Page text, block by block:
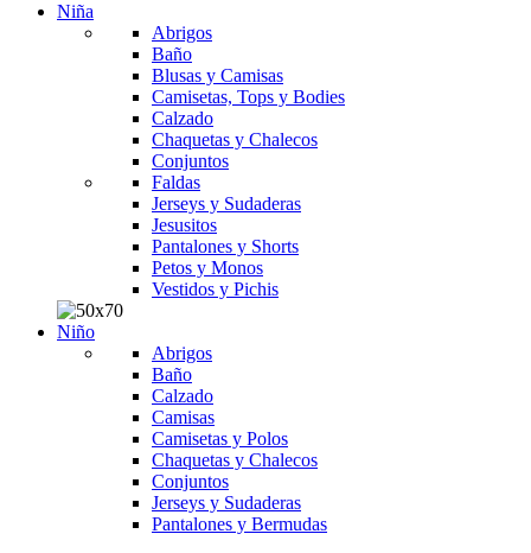
Niña
Abrigos
Baño
Blusas y Camisas
Camisetas, Tops y Bodies
Calzado
Chaquetas y Chalecos
Conjuntos
Faldas
Jerseys y Sudaderas
Jesusitos
Pantalones y Shorts
Petos y Monos
Vestidos y Pichis
Niño
Abrigos
Baño
Calzado
Camisas
Camisetas y Polos
Chaquetas y Chalecos
Conjuntos
Jerseys y Sudaderas
Pantalones y Bermudas